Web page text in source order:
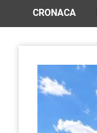
CRONACA